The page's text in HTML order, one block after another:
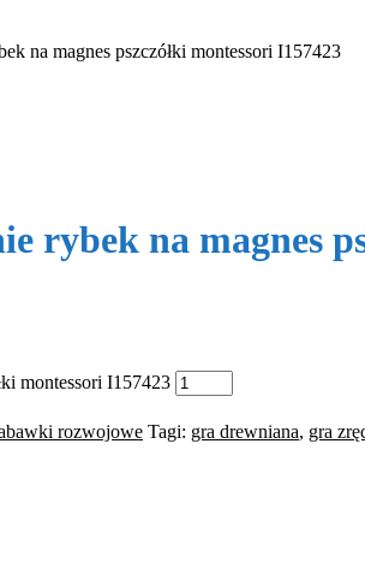
na magnes pszczółki montessori I157423
rybek na magnes
montessori I157423
rozwojowe Tagi: gra drewniana, gra